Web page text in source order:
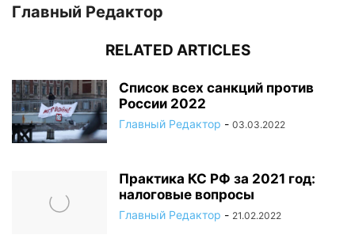
Главный Редактор
RELATED ARTICLES
Список всех санкций против
России 2022
Главный Редактор - 03.03.2022
Практика КС РФ за 2021 год:
налоговые вопросы
Главный Редактор - 21.02.2022